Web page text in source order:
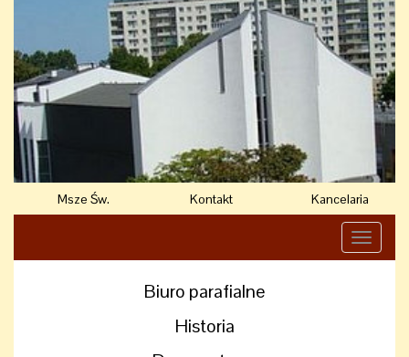
Msze Św. Kontakt Kancelaria
Toggle
Biuro parafialne
Historia